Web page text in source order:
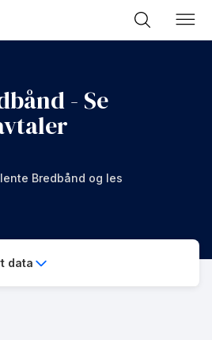
- Se
Bredbånd og les
data